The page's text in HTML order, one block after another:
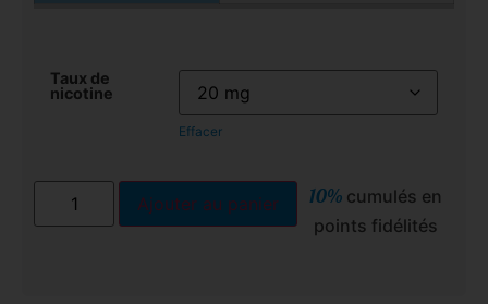
Taux de
nicotine
Effacer
Ajouter au panier 10% cumulés en
points fidélités